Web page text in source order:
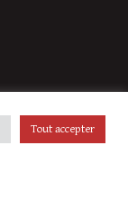
Tout accepter